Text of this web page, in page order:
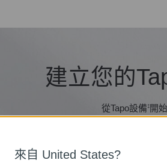
建立您的
從Tapo設備‡開
來自 United States?